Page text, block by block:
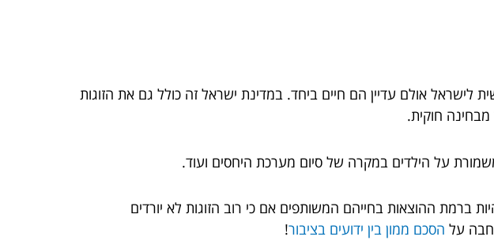
אולם עדיין הם חיים ביחד. במדינת ישראל זה כולל גם את הזוגות
חוקית.
על הילדים במקרה של סיום מערכת היחסים ועוד.
ברמת ההוצאות בחייהם המשותפים אם כי רוב הזוגות לא יורדים
על הסכם ממון בין ידועים בציבור!